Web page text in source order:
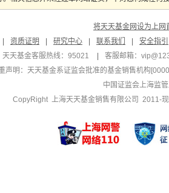
将天天基金网设为上网
资质证明 研究中心 联系我们
安全指引
天天基金客服热线：95021
客服邮箱：
声明： 天天基金系证监会批准的基金销售机构
中国证监会上海监
CopyRight 上海天天基金销售有限公司 2011-